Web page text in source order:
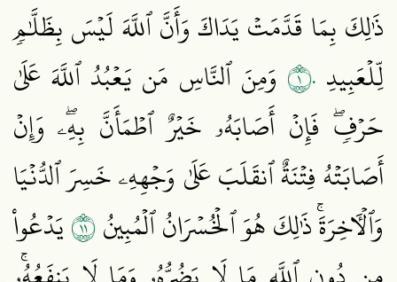
ذَٰلِكَ بِمَا قَدَّمَتۡ يَدَاكَ وَأَنَّ ٱللَّهَ لَيۡسَ بِظَلَّٰمٖ
لِّلۡعَبِيدِ ١٠ وَمِنَ ٱلنَّاسِ مَن يَعۡبُدُ ٱللَّهَ عَلَىٰ
حَرۡفٖۖ فَإِنۡ أَصَابَهُۥ خَيۡرٌ ٱطۡمَأَنَّ بِهِۦۖ وَإِنۡ
أَصَابَتۡهُ فِتۡنَةٌ ٱنقَلَبَ عَلَىٰ وَجۡهِهِۦ خَسِرَ ٱلدُّنۡيَا
وَٱلۡأٓخِرَةَۚ ذَٰلِكَ هُوَ ٱلۡخُسۡرَانُ ٱلۡمُبِينُ١١يَدۡعُواْ